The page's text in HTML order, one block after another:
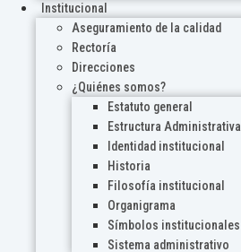
Institucional
Aseguramiento de la calidad
Rectoría
Direcciones
¿Quiénes somos?
Estatuto general
Estructura Administrativa
Identidad institucional
Historia
Filosofía institucional
Organigrama
Símbolos institucionales
Sistema administrativo